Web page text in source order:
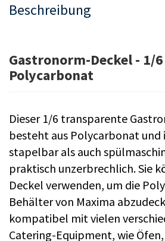
Beschreibung
Gastronorm-Deckel - 1/6
Polycarbonat
Dieser 1/6 transparente
besteht aus Polycarbonat und
stapelbar als auch
praktisch unzerbrechlich. Sie
Deckel verwenden, um die
Behälter von Maxima
kompatibel mit vielen
Catering-Equipment, wie